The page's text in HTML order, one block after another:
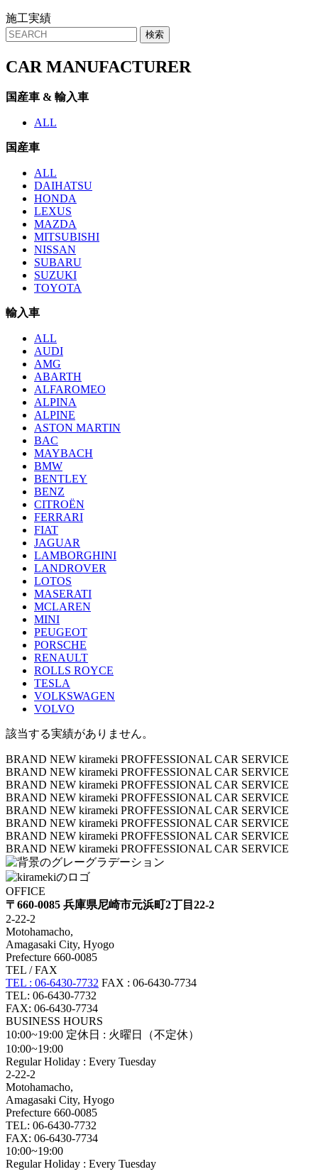
施工実績
CAR MANUFACTURER
国産車 & 輸入車
ALL
国産車
ALL
DAIHATSU
HONDA
LEXUS
MAZDA
MITSUBISHI
NISSAN
SUBARU
SUZUKI
TOYOTA
輸入車
ALL
AUDI
AMG
ABARTH
ALFAROMEO
ALPINA
ALPINE
ASTON MARTIN
BAC
MAYBACH
BMW
BENTLEY
BENZ
CITROËN
FERRARI
FIAT
JAGUAR
LAMBORGHINI
LANDROVER
LOTOS
MASERATI
MCLAREN
MINI
PEUGEOT
PORSCHE
RENAULT
ROLLS ROYCE
TESLA
VOLKSWAGEN
VOLVO
該当する実績がありません。
BRAND NEW kirameki PROFFESSIONAL CAR SERVICE
BRAND NEW kirameki PROFFESSIONAL CAR SERVICE
BRAND NEW kirameki PROFFESSIONAL CAR SERVICE
BRAND NEW kirameki PROFFESSIONAL CAR SERVICE
BRAND NEW kirameki PROFFESSIONAL CAR SERVICE
BRAND NEW kirameki PROFFESSIONAL CAR SERVICE
BRAND NEW kirameki PROFFESSIONAL CAR SERVICE
BRAND NEW kirameki PROFFESSIONAL CAR SERVICE
OFFICE
〒660-0085 兵庫県尼崎市元浜町2丁目22-2
2-22-2
Motohamacho,
Amagasaki City, Hyogo
Prefecture 660-0085
TEL / FAX
TEL : 06-6430-7732 FAX : 06-6430-7734
TEL: 06-6430-7732
FAX: 06-6430-7734
BUSINESS HOURS
10:00~19:00 定休日 : 火曜日（不定休）
10:00~19:00
Regular Holiday : Every Tuesday
2-22-2
Motohamacho,
Amagasaki City, Hyogo
Prefecture 660-0085
TEL: 06-6430-7732
FAX: 06-6430-7734
10:00~19:00
Regular Holiday : Every Tuesday